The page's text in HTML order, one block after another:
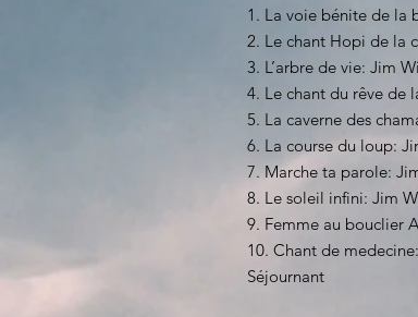
1. La voie bénite de la
2. Le chant Hopi de la
3. L’arbre de vie: Jim
4. Le chant du rêve de
5. La caverne des
6. La course du loup:
7. Marche ta parole:
8. Le soleil infini: Jim
9. Femme au bouclier
10. Chant de
Séjournant